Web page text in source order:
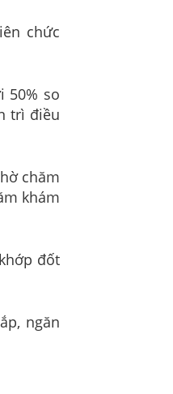
chức
50% so
trì điều
chăm
khám
đốt
ngăn